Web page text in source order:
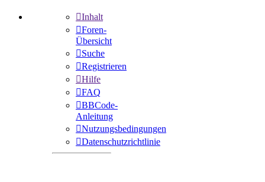
Inhalt
Foren-
Übersicht
Suche
Registrieren
Hilfe
FAQ
BBCode-
Anleitung
Nutzungsbedingungen
Datenschutzrichtlinie